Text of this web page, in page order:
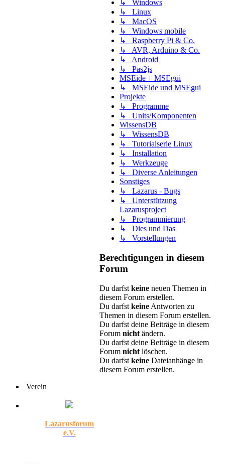
↳ Windows
↳ Linux
↳ MacOS
↳ Windows mobile
↳ Raspberry Pi & Co.
↳ AVR, Arduino & Co.
↳ Android
↳ Pas2js
MSEide + MSEgui
↳ MSEide und MSEgui
Projekte
↳ Programme
↳ Units/Komponenten
WissensDB
↳ WissensDB
↳ Tutorialserie Linux
↳ Installation
↳ Werkzeuge
↳ Diverse Anleitungen
Sonstiges
↳ Lazarus - Bugs
↳ Unterstützung
Lazarusproject
↳ Programmierung
↳ Dies und Das
↳ Vorstellungen
Berechtigungen in diesem
Forum
Du darfst keine neuen Themen in
diesem Forum erstellen.
Du darfst keine Antworten zu
Themen in diesem Forum erstellen.
Du darfst deine Beiträge in diesem
Forum nicht ändern.
Du darfst deine Beiträge in diesem
Forum nicht löschen.
Du darfst keine Dateianhänge in
diesem Forum erstellen.
Verein
Lazarusforum
e.V.